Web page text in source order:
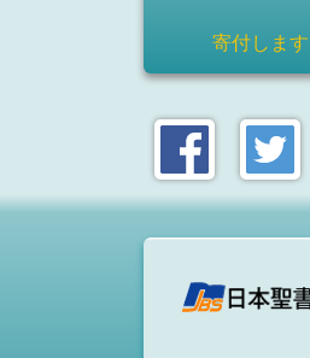
寄付します